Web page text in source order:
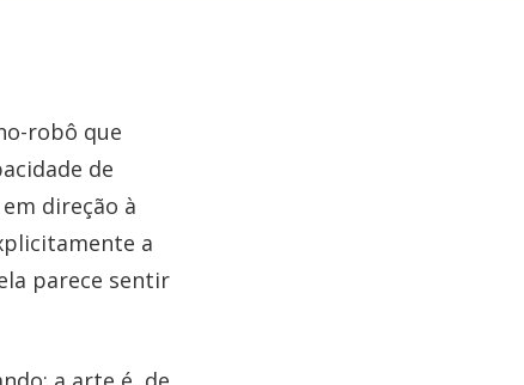
robô que
de
direção à
a
parece sentir